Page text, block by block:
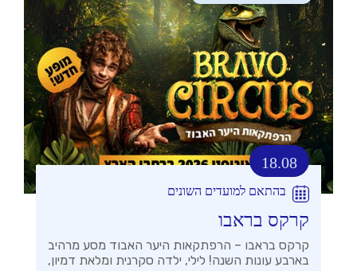
18.08
בהתאם למועדים השונים
קרקס בראבו
קרקס בראבו – הרפתקאות היער האבוד מסע מרהיב
בארבע עונות השנה! לילי, ילדה סקרנית ומלאת דמיון,